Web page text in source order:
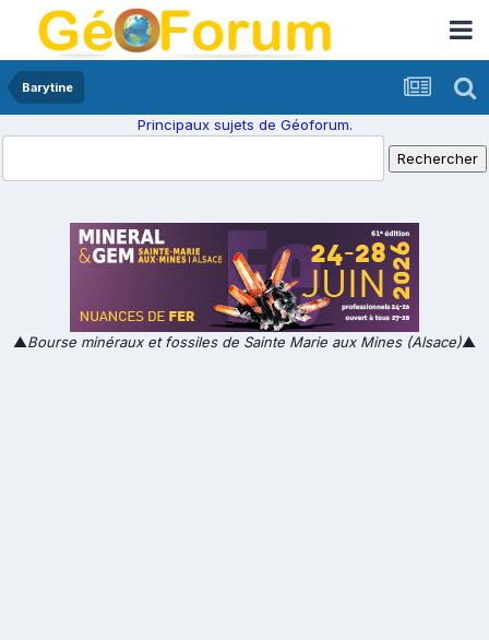
Barytine
Principaux sujets de Géoforum.
▲Bourse minéraux et fossiles de Sainte Marie aux Mines (Alsace)▲